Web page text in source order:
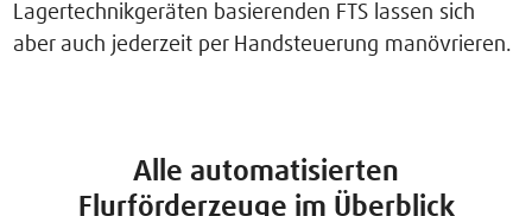
Lagertechnikgeräten basierenden FTS lassen sich
aber auch jederzeit per Handsteuerung manövrieren.
Alle automatisierten
Flurförderzeuge im Überblick